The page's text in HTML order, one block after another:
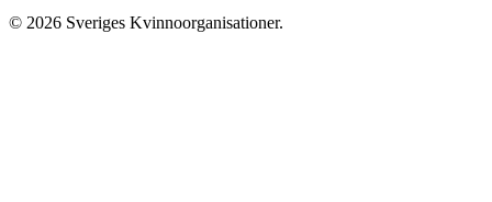
© 2026 Sveriges Kvinnoorganisationer.